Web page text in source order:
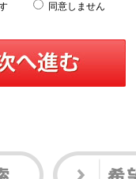
同意しません